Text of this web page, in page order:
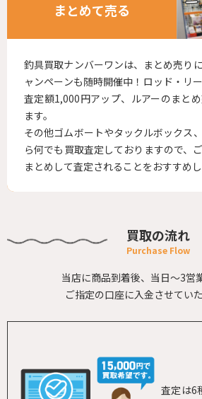
まとめて売る
釣具買取ナンバーワンは、まとめ売り
ャンペーンも随時開催中！ロッド・リ
査定額1,000円アップ、ルアーのまと
ます。
その他ゴムボートやタックルボックス
ら何でも買取査定しておりますので、
まとめして査定されることをおすすめし
買取の流れ
当店に商品到着後、当日～3営
ご指定の口座に入金させていた
査定は6